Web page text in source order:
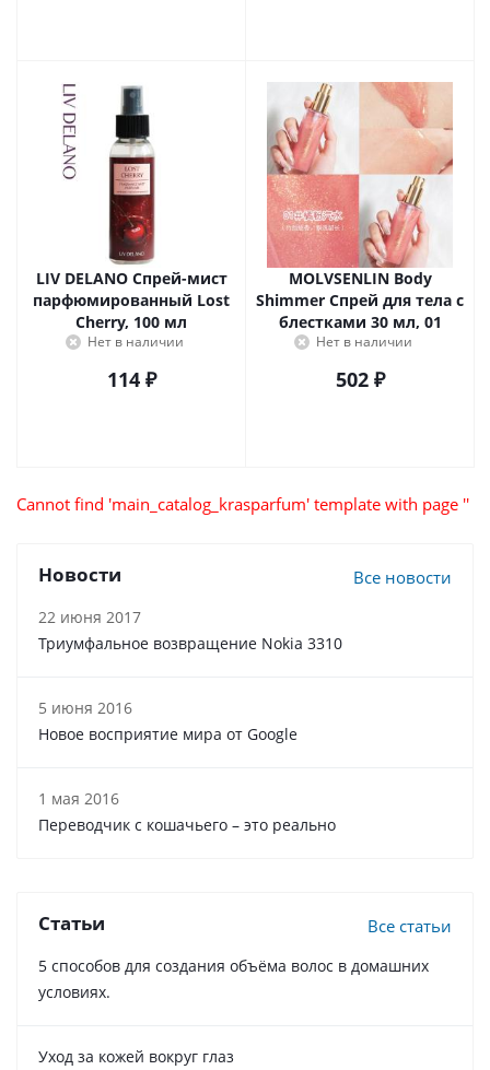
LIV DELANO Спрей-мист
парфюмированный Lost
Cherry, 100 мл
Нет в наличии
114₽
MOLVSENLIN Body
Shimmer Спрей для тела с
блестками 30 мл, 01
Нет в наличии
502₽
Cannot find 'main_catalog_krasparfum' template with page ''
Новости Все новости
22 июня 2017
Триумфальное возвращение Nokia 3310
5 июня 2016
Новое восприятие мира от Google
1 мая 2016
Переводчик с кошачьего – это реально
Статьи Все статьи
5 способов для создания объёма волос в домашних
условиях.
Уход за кожей вокруг глаз